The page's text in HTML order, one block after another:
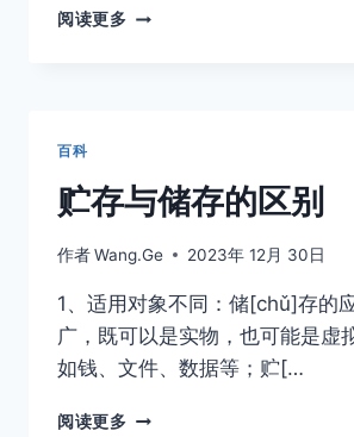
阅读更多 大
百科
贮存与储存的区别
作者Wang.Ge 2023年 12月 30日
1、适用对象不同：储[chǔ]存的
广，既可以是实物，也可能是虚
如钱、文件、数据等；贮[…
阅读更多